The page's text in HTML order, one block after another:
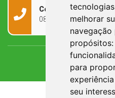
melhorar
navegação
propósitos:
para
seu
Contato
0800 090 2050